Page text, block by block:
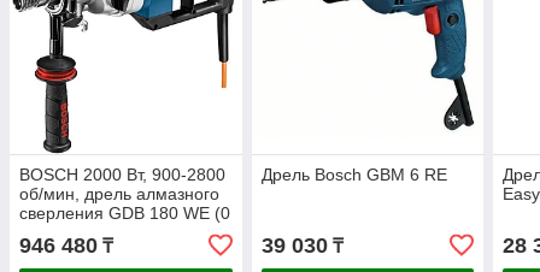
BOSCH 2000 Вт, 900-2800
об/мин, дрель алмазного
сверления GDB 180 WE (0
946 480 ₸
Дрель Bosch GBM 6 RE
39 030₸ 28